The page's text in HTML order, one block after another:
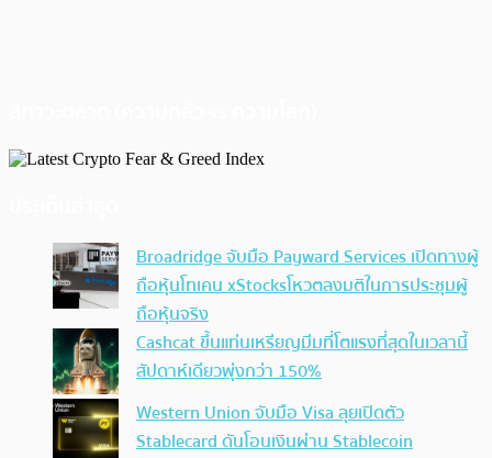
Broadridge จับมือ Payward Services เปิดทางผู้
ถือหุ้นโทเคน xStocksโหวตลงมติในการประชุมผู้
ถือหุ้นจริง
Cashcat ขึ้นแท่นเหรียญมีมที่โตแรงที่สุดในเวลานี้
สัปดาห์เดียวพุ่งกว่า 150%
Western Union จับมือ Visa ลุยเปิดตัว
Stablecard ดันโอนเงินผ่าน Stablecoin